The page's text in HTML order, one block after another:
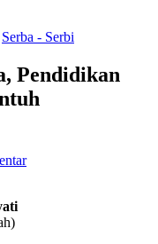
Serba - Serbi
Pendidikan